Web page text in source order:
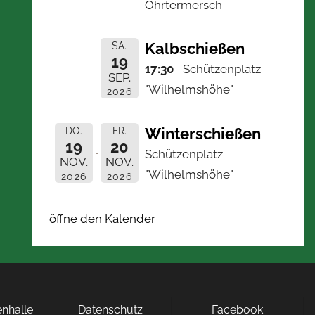
Ohrtermersch
SA.
19
SEP.
2026
Kalbschießen
17:30
Schützenplatz
"Wilhelmshöhe"
DO.
19
NOV.
2026
FR.
20
NOV.
2026
Winterschießen
Schützenplatz
"Wilhelmshöhe"
öffne den Kalender
Datenschutz Facebook